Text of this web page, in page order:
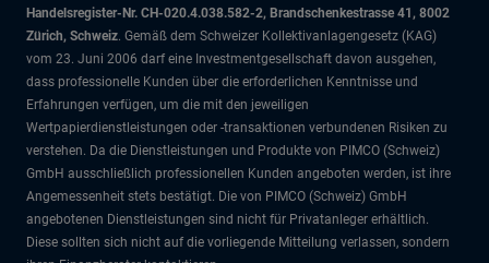
Handelsregister-Nr. CH-020.4.038.582-2, Brandschenkestrasse 41, 8002
Zürich, Schweiz. Gemäß dem Schweizer Kollektivanlagengesetz (KAG)
vom 23. Juni 2006 darf eine Investmentgesellschaft davon ausgehen,
dass professionelle Kunden über die erforderlichen Kenntnisse und
Erfahrungen verfügen, um die mit den jeweiligen
Wertpapierdienstleistungen oder -transaktionen verbundenen Risiken zu
verstehen. Da die Dienstleistungen und Produkte von PIMCO (Schweiz)
GmbH ausschließlich professionellen Kunden angeboten werden, ist ihre
Angemessenheit stets bestätigt. Die von PIMCO (Schweiz) GmbH
angebotenen Dienstleistungen sind nicht für Privatanleger erhältlich.
Diese sollten sich nicht auf die vorliegende Mitteilung verlassen, sondern